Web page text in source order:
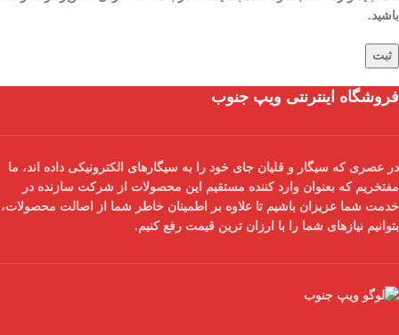
باشید.
فروشگاه اینترنتی ویپ جنوب
در عصری که سیگار و قلیان جای خود را به سیگارهای الکترونیکی داده اند، ما
مفتخریم که بعنوان وارد کننده مستقیم این محصولات از شرکت سازنده در
خدمت شما عزیزان باشیم تا علاوه بر اطمینان خاطر شما از
اصالت محصولات،
بتوانیم نیازهای شما را با ارزان ترین قیمت رفع کنیم.